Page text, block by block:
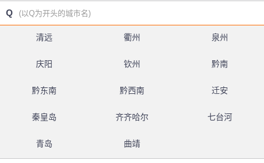
Q (以Q为开头的城市名)
清远 衢州 泉州
庆阳 钦州 黔南
黔东南 黔西南 迁安
秦皇岛 齐齐哈尔 七台河
青岛 曲靖